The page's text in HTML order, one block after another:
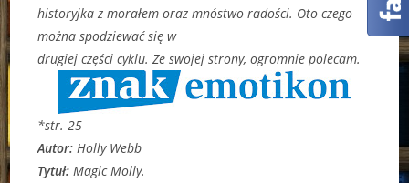
historyjka z morałem oraz mnóstwo radości. Oto czego
można spodziewać się w
drugiej części cyklu. Ze swojej strony, ogromnie polecam.
*str. 25
Autor: Holly Webb
Tytuł: Magic Molly.